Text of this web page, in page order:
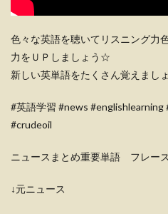
色々な英語を聴いてリスニング力
力をＵＰしましょう☆
新しい英単語をたくさん覚えまし
#英語学習 #news #englishlearning
#crudeoil
ニュースまとめ重要単語 フレー
↓元ニュース